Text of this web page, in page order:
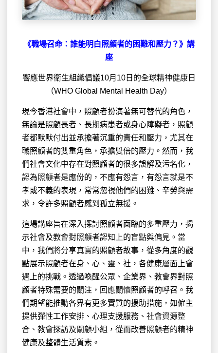
《職場召命：誰能明白照顧者的困難和壓力？》講
座
響應世界衛生組織倡議10月10日的全球精神健康日
（WHO Global Mental Health Day）
現今香港社會中，照顧者扮演著無可替代的角色，
無論是照顧長者、長期病患者或身心障礙者，照顧
者都默默付出並承擔著沉重的責任和壓力，尤其在
職照顧者的雙重角色，承擔雙倍的壓力。然而，我
們社會文化中存在對照顧者的很多誤解及污名化，
認為照顧者是應份的，不應有怨言，有怨言就是不
孝或不義的表現，常常忽視他們的困難、辛勞與需
求，令許多照顧者感到孤立無援。
這場講座旨在深入探討照顧者面臨的多重壓力，揭
示社會及教會對照顧者認知上的盲點與偏見。當
中，我們將分享真實的照顧者故事，從多角度的觀
點展示照顧者在身、心、靈、社，各健康層面上會
遇上的挑戰。透過喚醒公眾、企業界、教會界對照
顧者特殊需要的關注，回應關懷照顧者的呼召。我
們期望能推動各界有更多實質的援助措施，如僱主
提供彈性工作安排、心理支援服務、社會資源整
合、教會探訪及關顧小組，從而改善照顧者的精神
健康及整體生活質素。